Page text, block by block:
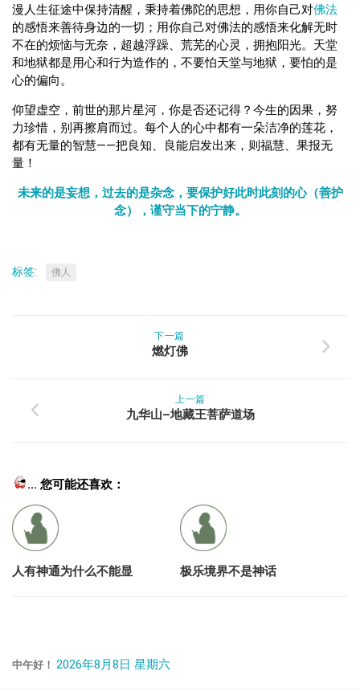
漫人生征途中保持清醒，秉持着佛陀的思想，用你自己对佛法
的感悟来善待身边的一切；用你自己对佛法的感悟来化解无时
不在的烦恼与无奈，超越浮躁、荒芜的心灵，拥抱阳光。天堂
和地狱都是用心和行为造作的，不要怕天堂与地狱，要怕的是
心的偏向。
仰望虚空，前世的那片星河，你是否还记得？今生的因果，努
力珍惜，别再擦肩而过。每个人的心中都有一朵洁净的莲花，
都有无量的智慧——把良知、良能启发出来，则福慧、果报无
量！
未来的是妄想，过去的是杂念，要保护好此时此刻的心（善护
念），谨守当下的宁静。
标签: 佛人
下一篇
燃灯佛
上一篇
九华山–地藏王菩萨道场
... 您可能还喜欢：
人有神通为什么不能显 极乐境界不是神话
中午好！ 2026年8月8日 星期六